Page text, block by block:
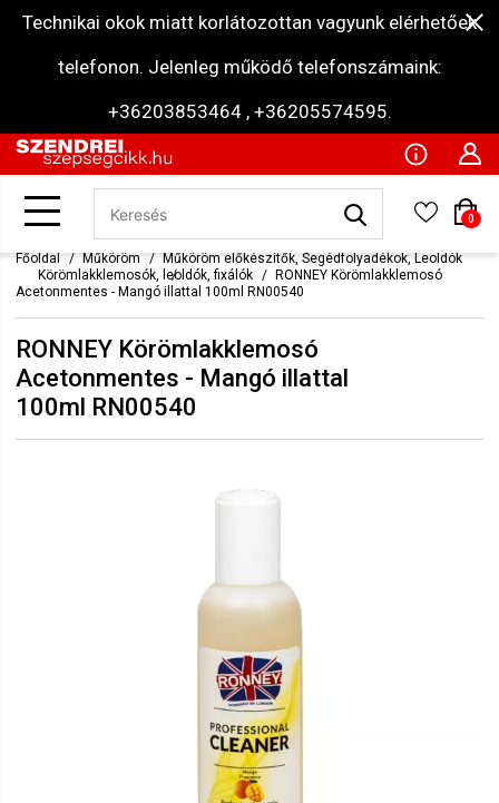
Technikai okok miatt korlátozottan vagyunk elérhetőek
telefonon. Jelenleg működő telefonszámaink:
+36203853464 , +36205574595.
0
Főoldal Műköröm
Műköröm előkészítők, Segédfolyadékok, Leoldók
Körömlakklemosók, leoldók, fixálók
RONNEY Körömlakklemosó
Acetonmentes - Mangó illattal 100ml RN00540
RONNEY Körömlakklemosó
Acetonmentes - Mangó illattal
100ml RN00540